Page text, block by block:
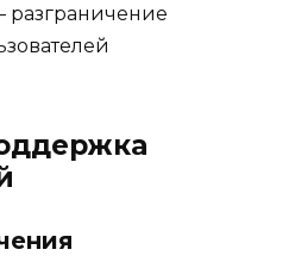
разграничение